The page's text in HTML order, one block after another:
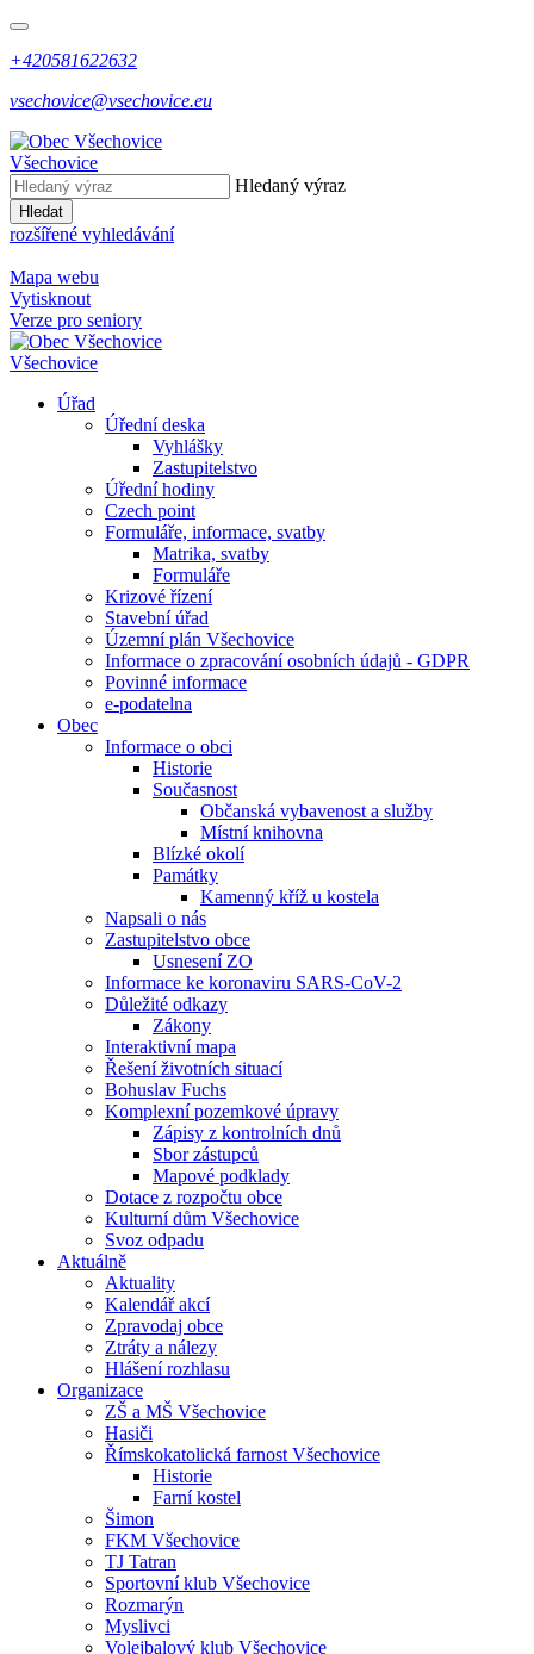
+420581622632
vsechovice@vsechovice.eu
Všechovice
Hledaný výraz
Hledat
rozšířené vyhledávání
Mapa webu
Vytisknout
Verze pro seniory
Všechovice
Úřad
Úřední deska
Vyhlášky
Zastupitelstvo
Úřední hodiny
Czech point
Formuláře, informace, svatby
Matrika, svatby
Formuláře
Krizové řízení
Stavební úřad
Územní plán Všechovice
Informace o zpracování osobních údajů - GDPR
Povinné informace
e-podatelna
Obec
Informace o obci
Historie
Současnost
Občanská vybavenost a služby
Místní knihovna
Blízké okolí
Památky
Kamenný kříž u kostela
Napsali o nás
Zastupitelstvo obce
Usnesení ZO
Informace ke koronaviru SARS-CoV-2
Důležité odkazy
Zákony
Interaktivní mapa
Řešení životních situací
Bohuslav Fuchs
Komplexní pozemkové úpravy
Zápisy z kontrolních dnů
Sbor zástupců
Mapové podklady
Dotace z rozpočtu obce
Kulturní dům Všechovice
Svoz odpadu
Aktuálně
Aktuality
Kalendář akcí
Zpravodaj obce
Ztráty a nálezy
Hlášení rozhlasu
Organizace
ZŠ a MŠ Všechovice
Hasiči
Římskokatolická farnost Všechovice
Historie
Farní kostel
Šimon
FKM Všechovice
TJ Tatran
Sportovní klub Všechovice
Rozmarýn
Myslivci
Volejbalový klub Všechovice